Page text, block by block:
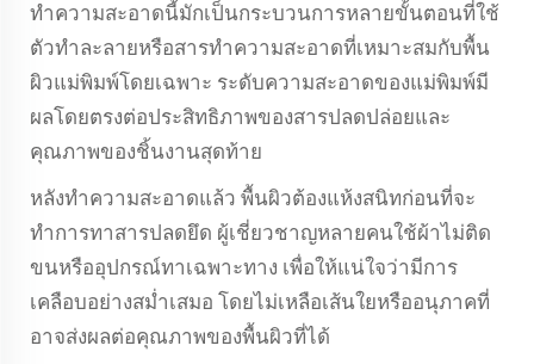
ทำความสะอาดนี้มักเป็นกระบวนการหลายขั้นตอนที่ใช้
ตัวทำละลายหรือสารทำความสะอาดที่เหมาะสมกับพื้น
ผิวแม่พิมพ์โดยเฉพาะ ระดับความสะอาดของแม่พิมพ์มี
ผลโดยตรงต่อประสิทธิภาพของสารปลดปล่อยและ
คุณภาพของชิ้นงานสุดท้าย
หลังทำความสะอาดแล้ว พื้นผิวต้องแห้งสนิทก่อนที่จะ
ทำการทาสารปลดยึด ผู้เชี่ยวชาญหลายคนใช้ผ้าไม่ติด
ขนหรืออุปกรณ์ทาเฉพาะทาง เพื่อให้แน่ใจว่ามีการ
เคลือบอย่างสม่ำเสมอ โดยไม่เหลือเส้นใยหรืออนุภาคที่
อาจส่งผลต่อคุณภาพของพื้นผิวที่ได้